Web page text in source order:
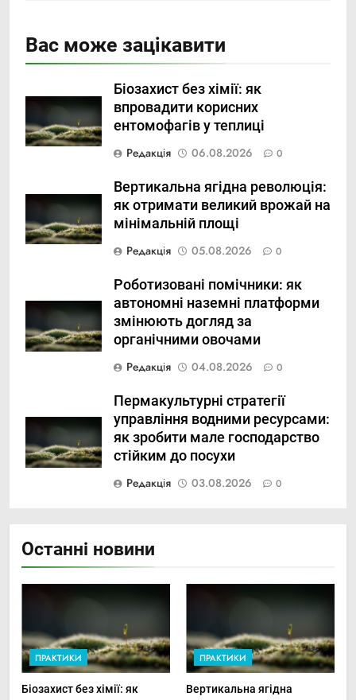
Вас може зацікавити
Біозахист без хімії: як
впровадити корисних
ентомофагів у теплиці
Редакція
06.08.2026 0
Вертикальна ягідна революція:
як отримати великий врожай на
мінімальній площі
Редакція
05.08.2026 0
Роботизовані помічники: як
автономні наземні платформи
змінюють догляд за
органічними овочами
Редакція
04.08.2026 0
Пермакультурні стратегії
управління водними ресурсами:
як зробити мале господарство
стійким до посухи
Редакція
03.08.2026 0
Останні новини
ПРАКТИКИ
Біозахист без хімії: як
ПРАКТИКИ
Вертикальна ягідна